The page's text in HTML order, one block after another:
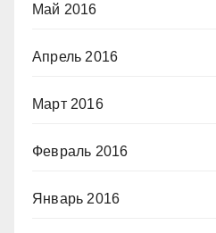
Май 2016
Апрель 2016
Март 2016
Февраль 2016
Январь 2016